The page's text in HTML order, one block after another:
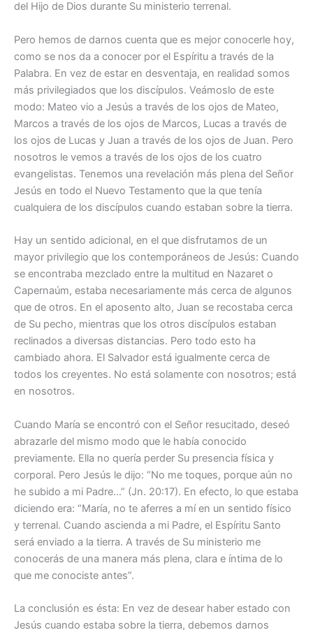
del Hijo de Dios durante Su ministerio terrenal.
Pero hemos de darnos cuenta que es mejor conocerle hoy,
como se nos da a conocer por el Espíritu a través de la
Palabra. En vez de estar en desventaja, en realidad somos
más privilegiados que los discípulos. Veámoslo de este
modo: Mateo vio a Jesús a través de los ojos de Mateo,
Marcos a través de los ojos de Marcos, Lucas a través de
los ojos de Lucas y Juan a través de los ojos de Juan. Pero
nosotros le vemos a través de los ojos de los cuatro
evangelistas. Tenemos una revelación más plena del Señor
Jesús en todo el Nuevo Testamento que la que tenía
cualquiera de los discípulos cuando estaban sobre la tierra.
Hay un sentido adicional, en el que disfrutamos de un
mayor privilegio que los contemporáneos de Jesús: Cuando
se encontraba mezclado entre la multitud en Nazaret o
Capernaúm, estaba necesariamente más cerca de algunos
que de otros. En el aposento alto, Juan se recostaba cerca
de Su pecho, mientras que los otros discípulos estaban
reclinados a diversas distancias. Pero todo esto ha
cambiado ahora. El Salvador está igualmente cerca de
todos los creyentes. No está solamente con nosotros; está
en nosotros.
Cuando María se encontró con el Señor resucitado, deseó
abrazarle del mismo modo que le había conocido
previamente. Ella no quería perder Su presencia física y
corporal. Pero Jesús le dijo: “No me toques, porque aún no
he subido a mi Padre…” (Jn. 20:17). En efecto, lo que estaba
diciendo era: “María, no te aferres a mí en un sentido físico
y terrenal. Cuando ascienda a mi Padre, el Espíritu Santo
será enviado a la tierra. A través de Su ministerio me
conocerás de una manera más plena, clara e íntima de lo
que me conociste antes”.
La conclusión es ésta: En vez de desear haber estado con
Jesús cuando estaba sobre la tierra, debemos darnos